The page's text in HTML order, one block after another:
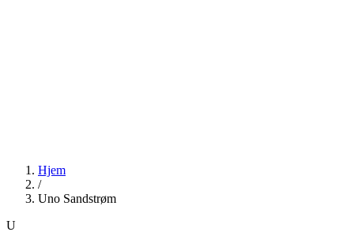
Hjem
/
Uno Sandstrøm
U